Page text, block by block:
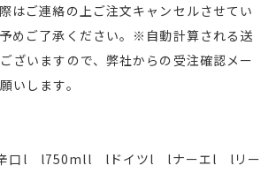
はご連絡の上ご注文キャンセルさせてい
めご了承ください。※自動計算される送
ざいますので、弊社からの受注確認メー
いします。
l l750mll lドイツl lナーエl lリー